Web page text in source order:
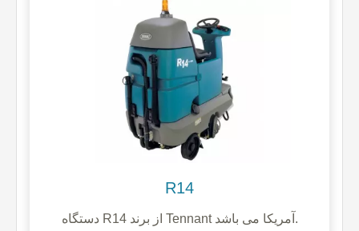
R14
دستگاه R14 از برند Tennant آمریکا می باشد.